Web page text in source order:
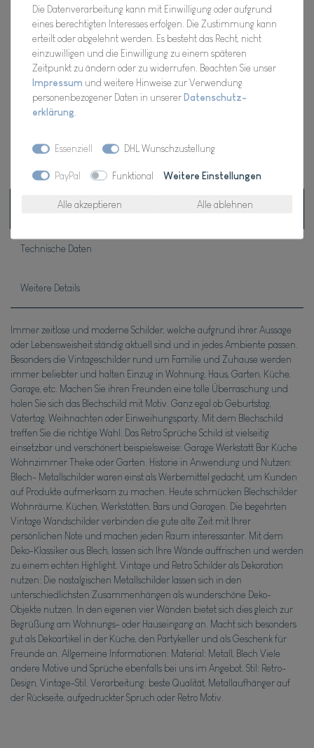
Verfügbarkeit: Bald wieder für Dich da !
In den Warenkorb
Wunschliste
* inkl. ges. MwSt. zzgl.Versandkosten
Beschreibung
Technische Daten
Weitere Details
Immer zeitlose und moderne Schilder, welche aufgrund ihrer Aussage
oder Lebensweisheit ständig aktuell sind und in jedes Ambiente passen.
Besonders die Vintageschilder rund um Familie und Zuhause werden
immer beliebter und halten Einzug in Wohnung, Haus, Garten, Küche,
Garage, etc. Machen Sie ihren Freunden eine tolle Überraschung und
holen Sie sich das Blechschild mit Motiv. Ganz egal ob Geburtstag,
Vatertag, Weihnachten oder Einweihungsparty. Mit dem Blechschild
treffen Sie die richtige Wahl. Das Retro Sprüche Schild ist vielseitig
einsetzbar und verschönert beispielsweise: Garage Werkstatt Bar Küche
Wohnzimmer Theke oder Garten. Historie in Anwendung und Nutzen:
Blech- Metallschilder waren einst als Werbemittel gedacht, um Kunden
auf Produkte aufmerksam zu machen. Heute schmücken Blechschilder
Wohnräume, Küchen, Werkstätten, Bars und Garagen. Die begehrten
Vintage Wandschilder verbinden die gute alte Zeit mit Ihrer
persönlichen Note und machen jeden Raum interessanter. Mit dem
Deko-Klassiker aus Blech, lassen sich Ihre Wände auffrischen und werden
zu einem echten Highlight. Vintage und Retro Schilder als Dekoration
nutzen: Die nostalgischen Metallschilder lassen sich in den
unterschiedlichsten Zusammenhängen als wunderschöne Deko-
Objekte nutzen. In den eigenen vier Wänden bietet sich dies gleich zur
Begrüßung am Wohnungs- oder Hauseingang an. Macht sich besonders
gut als Dekoartikel in der Küche, den Partykeller und als Geschenk für
Freunde an. Allgemeine Informationen: Material: Metall, Blech Viele
andere Motive und Sprüche ebenfalls bei uns im Angebot. Stil: Retro-
Design, Vintage-Stil. Verarbeitung: beste Qualität, Metallaufhänger auf
der Rückseite, aufgedruckter Spruch oder Retro Motiv.
Die Datenverarbeitung kann mit Einwilligung oder aufgrund
eines berechtigten Interesses erfolgen. Die Zustimmung kann
erteilt oder abgelehnt werden. Es besteht das Recht, nicht
einzuwilligen und die Einwilligung zu einem späteren
Zeitpunkt zu ändern oder zu widerrufen. Beachten Sie unser
Impressum und weitere Hinweise zur Verwendung
personenbezogener Daten in unsererDaten­schutz­
erklärung
Essenziell DHL Wunschzustellung
PayPal Funktional Weitere Einstellungen
Alle akzeptieren Alle ablehnen